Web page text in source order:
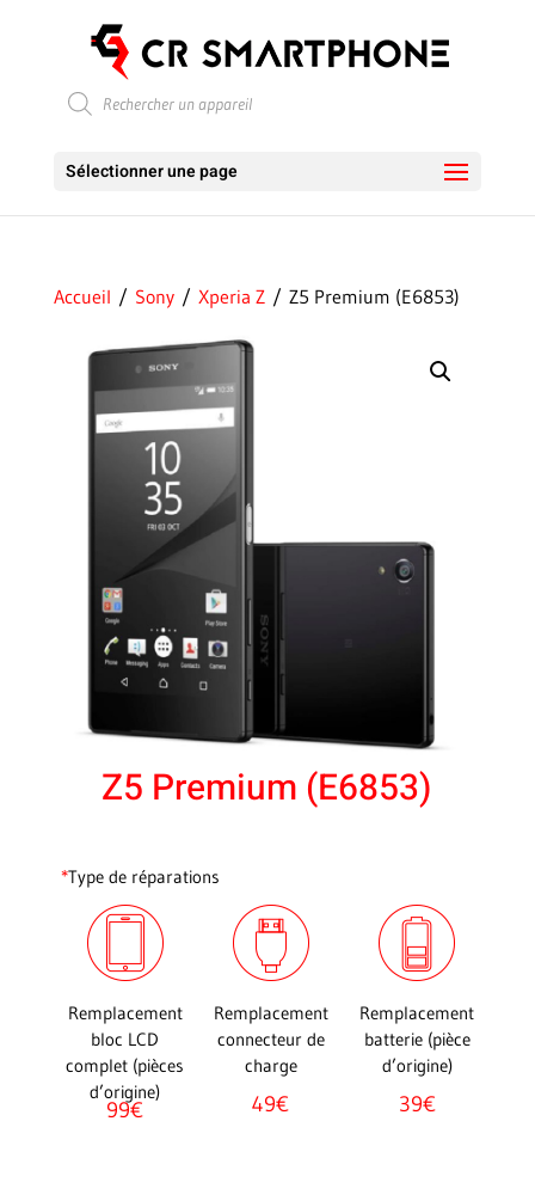
Recherche
de
Sélectionner une page
Accueil / Sony/ Xperia Z/ Z5 Premium (E6853)
Z5 Premium (E6853)
*Type de réparations
Remplacement
bloc LCD
complet (pièces
d’origine)
99€
Remplacement
connecteur de
charge
49€
Remplacement
batterie (pièce
d’origine)
39€